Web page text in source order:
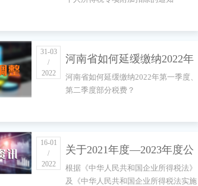
31-03
/
2022
河南省如何延缓缴纳2022年
第一季度、第二季度部分税
河南省如何延缓缴纳2022年第一季度、
第二季度部分税费？
16-01
/
2022
关于2021年度—2023年度公
益性社会组织捐赠税前扣除
根据《中华人民共和国企业所得税法》
及《中华人民共和国企业所得税法实施